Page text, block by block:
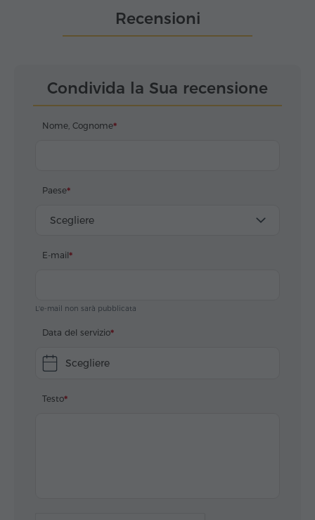
Recensioni
Condivida la Sua recensione
Nome, Cognome
Paese
Scegliere
E-mail
L'e-mail non sarà pubblicata
Data del servizio
Scegliere
Testo